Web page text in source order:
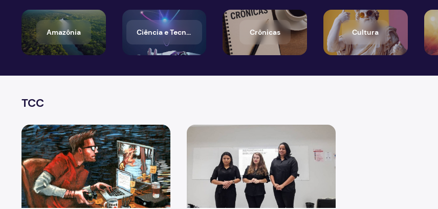
Amazônia Ciência e Tecnologia Crônicas Cultura
TCC
Por Trás dos Pixels Trabalhos de Conclusão de Curso (TCC) 2020